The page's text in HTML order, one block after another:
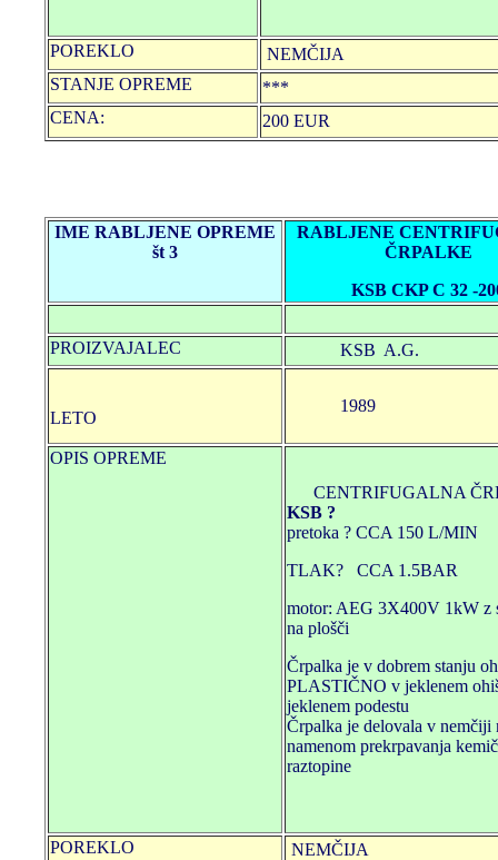
POREKLO
NEMČIJA
STANJE OPREME
***
CENA:
200 EUR
IME RABLJENE OPREME
št 3
RABLJENE
ČRPALKE
KSB CKP C 32 -
PROIZVAJALEC KSB A.G.
LETO
1989
OPIS OPREME
CENTRIFUGALNA
KSB ?
pretoka ? CCA 150 L/MIN
TLAK? CCA 1.5BAR
motor: AEG 3X400V 1kW z
na plošči
Črpalka je v dobrem stanju
PLASTIČNO v jeklenem
jeklenem podestu
Črpalka je delovala v nemčiji
namenom prekrpavanja
raztopine
POREKLO
NEMČIJA